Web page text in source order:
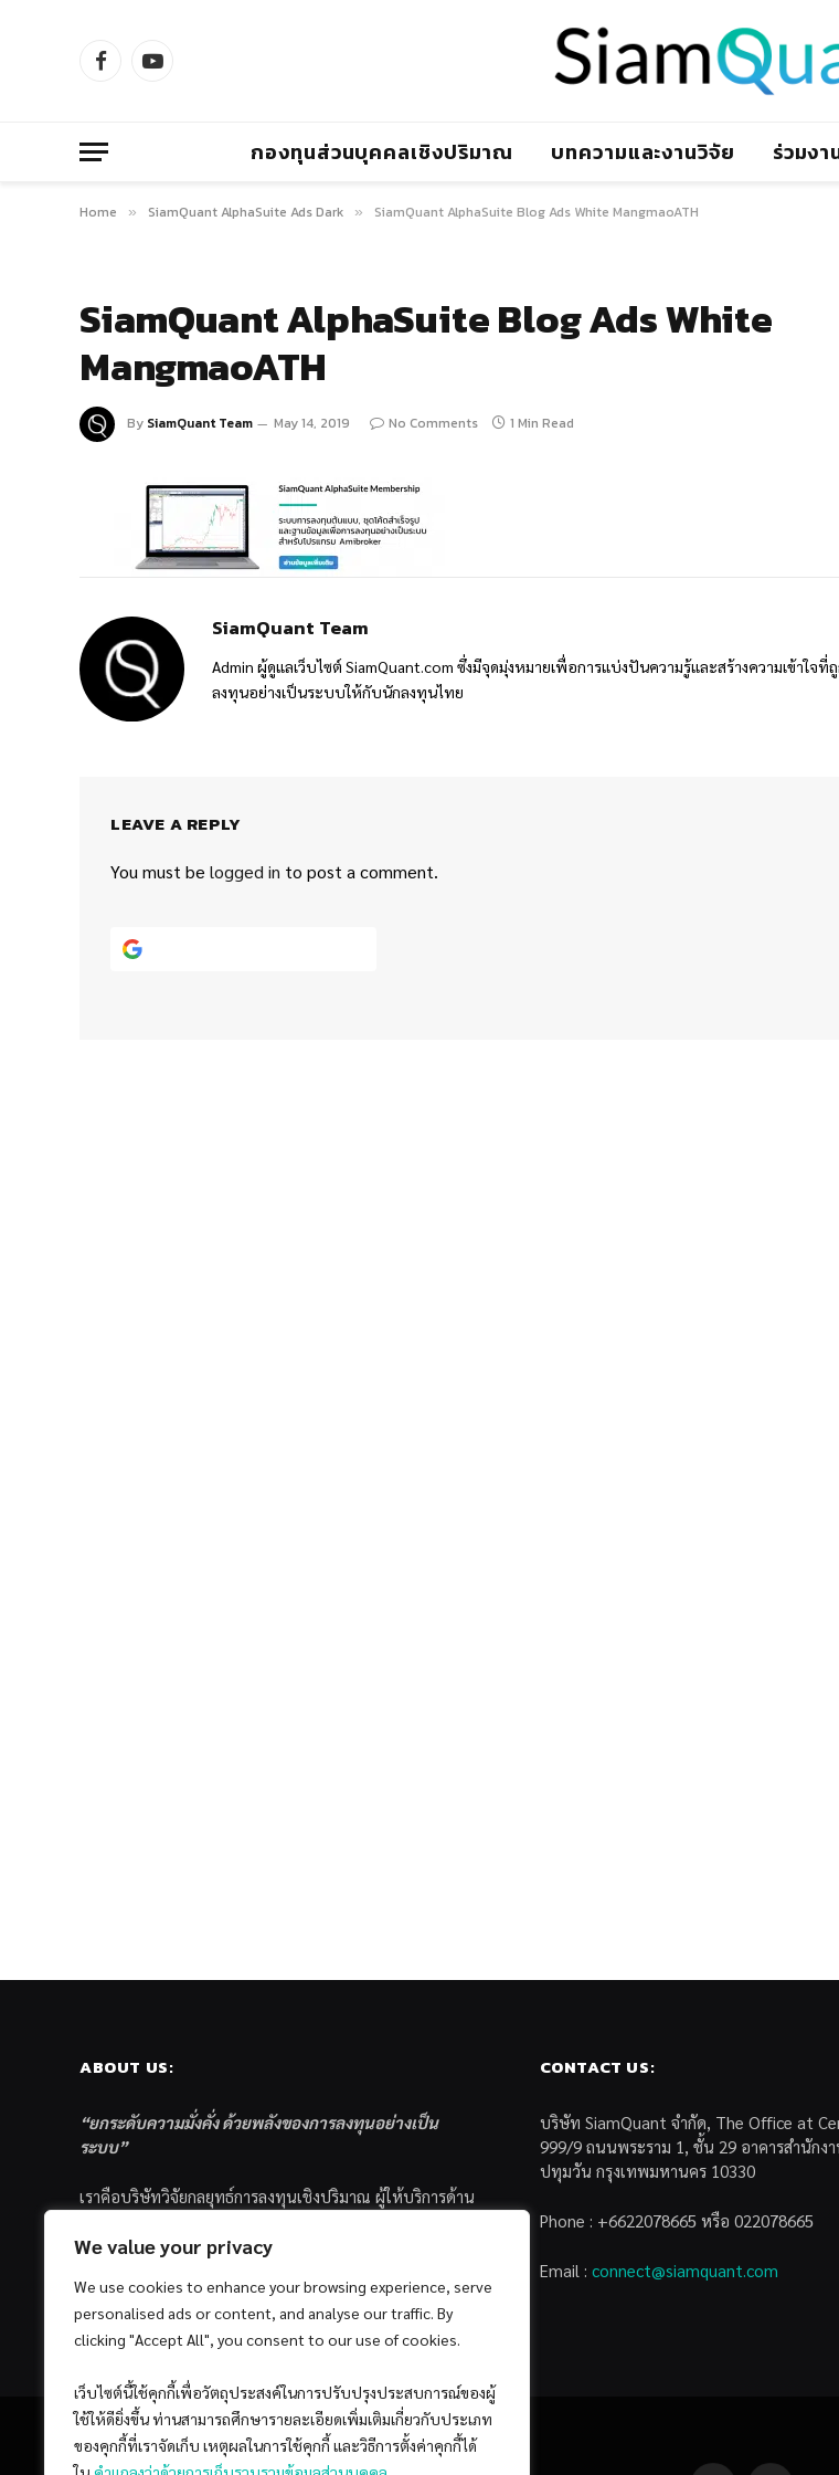
We value your privacy
We use cookies to enhance your browsing experience, serve
personalised ads or content, and analyse our traffic. By
clicking "Accept All", you consent to our use of cookies.
เว็บไซต์นี้ใช้คุกกี้เพื่อวัตถุประสงค์ในการปรับปรุงประสบการณ์ของผู้
ใช้ให้ดียิ่งขึ้น ท่านสามารถศึกษารายละเอียดเพิ่มเติมเกี่ยวกับประเภท
ของคุกกี้ที่เราจัดเก็บ เหตุผลในการใช้คุกกี้ และวิธีการตั้งค่าคุกกี้ได้
FacebookYouTube
กองทุนส่วนบุคคลเชิงปริมาณ บทความและงานวิจัย ร่วมงา
Home » SiamQuant AlphaSuite Ads Dark » SiamQuant AlphaSuite Blog Ads White MangmaoATH
SiamQuant AlphaSuite Blog Ads White
MangmaoATH
By SiamQuant Team May 14, 2019 No Comments 1 Min Read
SiamQuant Team
Admin ผู้ดูแลเว็บไซต์ SiamQuant.com ซึ่งมีจุดมุ่งหมายเพื่อการแบ่งปันความรู้และสร้างความเข้าใจที่
ลงทุนอย่างเป็นระบบให้กับนักลงทุนไทย
LEAVE A REPLY
You must be logged in to post a comment.
ABOUT US:
“ยกระดับความมั่งคั่ง ด้วยพลังของการลงทุนอย่างเป็น
ระบบ”
เราคือบริษัทวิจัยกลยุทธ์การลงทุนเชิงปริมาณ ผู้ให้บริการด้าน
ส่วนบุคคล ซึ่งมีเป้าหมายที่จะช่วยเหลือให้นักลงทุนไทย
ด้วยแนวคิดและกระบวนการลงทุนอย่างเป็นระบบแบบ
Quantitative & Systematic Investing
CONTACT US:
บริษัท SiamQuant จำกัด, The Office at
999/9 ถนนพระราม 1, ชั้น 29 อาคารสำนักง
ปทุมวัน กรุงเทพมหานคร 10330
Phone : +6622078665 หรือ 022078665
Email : connect@siamquant.com